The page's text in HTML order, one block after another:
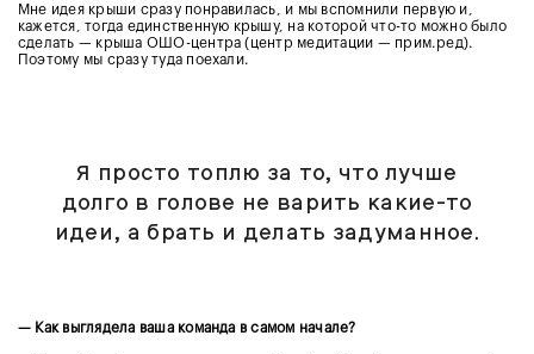
Мне идея крыши сразу понравилась, и мы вспомнили первую и,
кажется, тогда единственную крышу, на которой что-то можно было
сделать — крыша ОШО-центра (центр медитации — прим.ред).
Поэтому мы сразу туда поехали.
Я просто топлю за то, что лучше
долго в голове не варить какие-то
идеи, а брать и делать задуманное.
— Как выглядела ваша команда в самом начале?